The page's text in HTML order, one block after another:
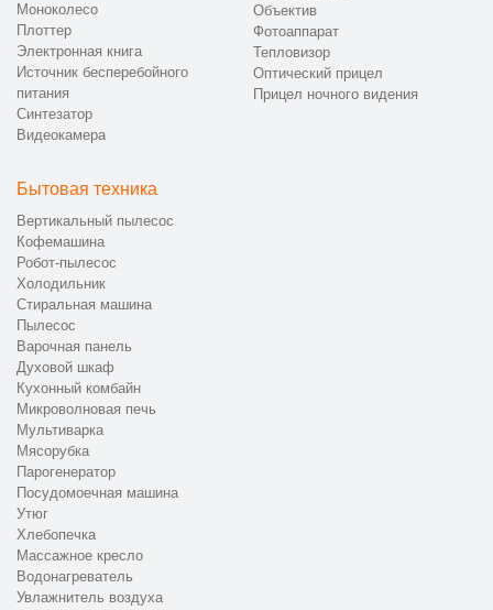
Моноколесо
Плоттер
Электронная книга
Источник бесперебойного
питания
Синтезатор
Видеокамера
Объектив
Фотоаппарат
Тепловизор
Оптический прицел
Прицел ночного видения
Бытовая техника
Вертикальный пылесос
Кофемашина
Робот-пылесос
Холодильник
Стиральная машина
Пылесос
Варочная панель
Духовой шкаф
Кухонный комбайн
Микроволновая печь
Мультиварка
Мясорубка
Парогенератор
Посудомоечная машина
Утюг
Хлебопечка
Массажное кресло
Водонагреватель
Увлажнитель воздуха